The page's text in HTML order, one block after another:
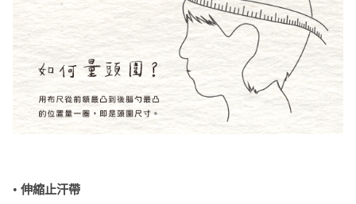
• 伸縮止汗帶